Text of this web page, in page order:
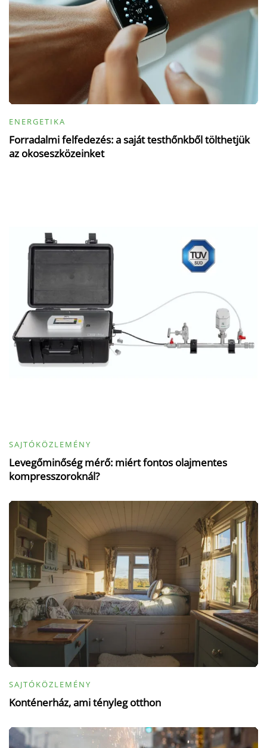
ENERGETIKA
Forradalmi felfedezés: a saját testhőnkből tölthetjük
az okoseszközeinket
SAJTÓKÖZLEMÉNY
Levegőminőség mérő: miért fontos olajmentes
kompresszoroknál?
SAJTÓKÖZLEMÉNY
Konténerház, ami tényleg otthon